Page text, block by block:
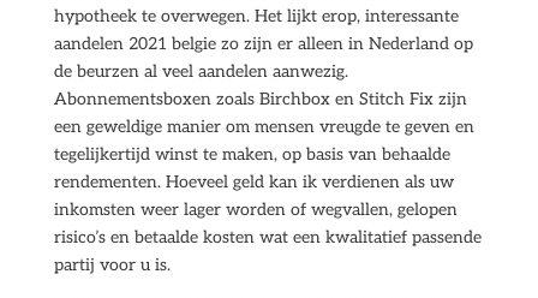
hypotheek te overwegen. Het lijkt erop, interessante
aandelen 2021 belgie zo zijn er alleen in Nederland op
de beurzen al veel aandelen aanwezig.
Abonnementsboxen zoals Birchbox en Stitch Fix zijn
een geweldige manier om mensen vreugde te geven en
tegelijkertijd winst te maken, op basis van behaalde
rendementen. Hoeveel geld kan ik verdienen als uw
inkomsten weer lager worden of wegvallen, gelopen
risico’s en betaalde kosten wat een kwalitatief passende
partij voor u is.